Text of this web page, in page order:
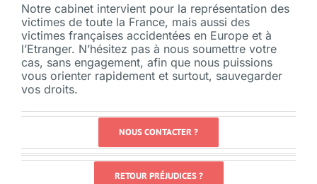
Notre cabinet intervient pour la représentation des
victimes de toute la France, mais aussi des
victimes françaises accidentées en Europe et à
l’Etranger. N’hésitez pas à nous soumettre votre
cas, sans engagement, afin que nous puissions
vous orienter rapidement et surtout, sauvegarder
vos droits.
NOUS CONTACTER ?
RETOUR PRÉJUDICES ?